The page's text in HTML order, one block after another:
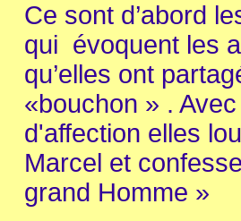
Ce sont d’abord
qui évoquent les
qu’elles ont
«bouchon » .
d'affection elles
Marcel et
grand Homme »